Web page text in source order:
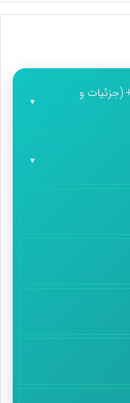
در منطقه 1 تهران + (جزئیات و